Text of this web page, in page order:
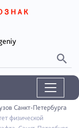
Санкт-Петербурга
физической